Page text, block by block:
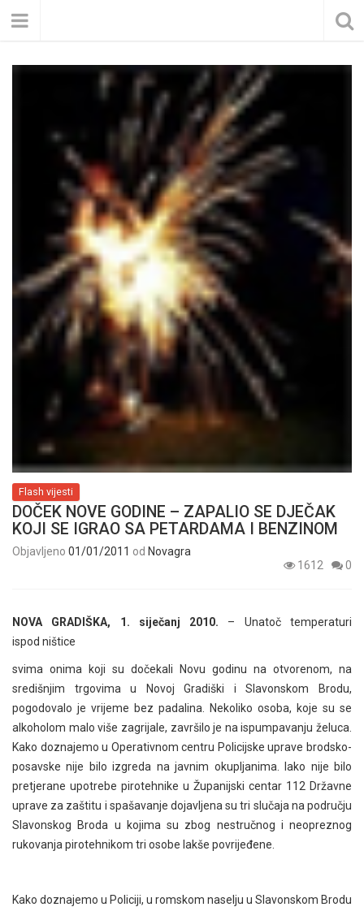
Flash vijesti
DOČEK NOVE GODINE – ZAPALIO SE DJEČAK
KOJI SE IGRAO SA PETARDAMA I BENZINOM
Objavljeno 01/01/2011 od Novagra
1612
0
NOVA GRADIŠKA, 1. siječanj 2010. – Unatoč temperaturi
ispod ništice
svima onima koji su dočekali Novu godinu na otvorenom, na
središnjim trgovima u Novoj Gradiški i Slavonskom Brodu,
pogodovalo je vrijeme bez padalina. Nekoliko osoba, koje su se
alkoholom malo više zagrijale, završilo je na ispumpavanju želuca.
Kako doznajemo u Operativnom centru Policijske uprave brodsko-
posavske nije bilo izgreda na javnim okupljanima. Iako nije bilo
pretjerane upotrebe pirotehnike u Županijski centar 112 Državne
uprave za zaštitu i spašavanje dojavljena su tri slučaja na području
Slavonskog Broda u kojima su zbog nestručnog i neopreznog
rukovanja pirotehnikom tri osobe lakše povrijeđene.
Kako doznajemo u Policiji, u romskom naselju u Slavonskom Brodu